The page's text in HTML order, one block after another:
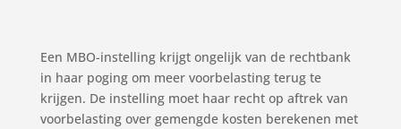
Een MBO-instelling krijgt ongelijk van de rechtbank
in haar poging om meer voorbelasting terug te
krijgen. De instelling moet haar recht op aftrek van
voorbelasting over gemengde kosten berekenen met